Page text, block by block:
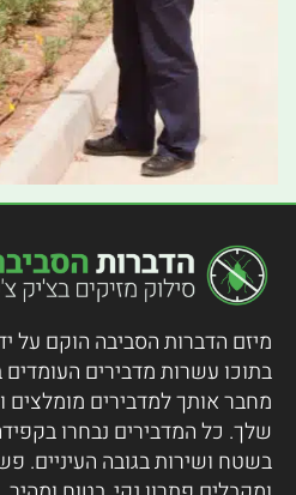
מיזם הדברות הסביבה הוקם על
בתוכו עשרות מדבירים
מחבר אותך למדבירים מומלצים
שלך. כל המדבירים נבחרו
בשטח ושירות בגובה העיניים.